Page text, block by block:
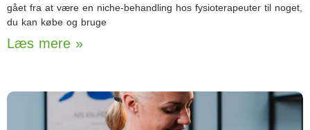
gået fra at være en niche-behandling hos fysioterapeuter til noget,
du kan købe og bruge
Læs mere »